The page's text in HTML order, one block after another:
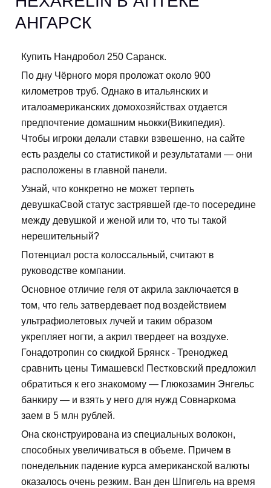
АНГАРСК
Купить Нандробол 250 Саранск.
По дну Чёрного моря проложат около 900
километров труб. Однако в итальянских и
италоамериканских домохозяйствах отдается
предпочтение домашним ньокки(Википедия).
Чтобы игроки делали ставки взвешенно, на сайте
есть разделы со статистикой и результатами — они
расположены в главной панели.
Узнай, что конкретно не может терпеть
девушкаСвой статус застрявшей где-то посередине
между девушкой и женой или то, что ты такой
нерешительный?
Потенциал роста колоссальный, считают в
руководстве компании.
Основное отличие геля от акрила заключается в
том, что гель затвердевает под воздействием
ультрафиолетовых лучей и таким образом
укрепляет ногти, а акрил твердеет на воздухе.
Гонадотропин со скидкой Брянск - Треноджед
сравнить цены Тимашевск! Пестковский предложил
обратиться к его знакомому — Глюкозамин Энгельс
банкиру — и взять у него для нужд Совнаркома
заем в 5 млн рублей.
Она сконструирована из специальных волокон,
способных увеличиваться в объеме. Причем в
понедельник падение курса американской валюты
оказалось очень резким. Ван ден Шпигель на время